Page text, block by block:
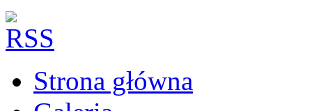
Strona główna